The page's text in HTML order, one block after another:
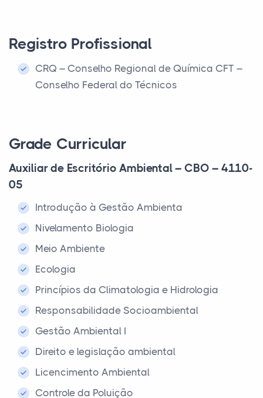
Registro Profissional
CRQ – Conselho Regional de Química CFT –
Conselho Federal do Técnicos
Grade Curricular
Auxiliar de Escritório Ambiental – CBO – 4110-
05
Introdução à Gestão Ambienta
Nivelamento Biologia
Meio Ambiente
Ecologia
Princípios da Climatologia e Hidrologia
Responsabilidade Socioambiental
Gestão Ambiental I
Direito e legislação ambiental
Licencimento Ambiental
Controle da Poluição